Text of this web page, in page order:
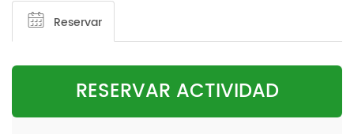
Reservar
RESERVAR ACTIVIDAD